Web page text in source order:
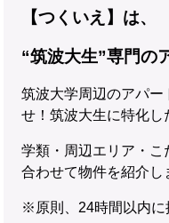
【つくいえ】は、
“筑波大生”専門の
筑波大学周辺のアパ
せ！筑波大生に特化し
学類・周辺エリア・こ
合わせて物件を紹介し
※原則、24時間以内に